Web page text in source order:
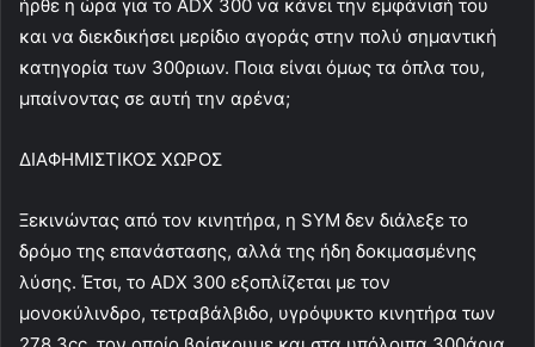
ήρθε η ώρα για το ADX 300 να κάνει την εμφάνισή του
και να διεκδικήσει μερίδιο αγοράς στην πολύ σημαντική
κατηγορία των 300ριων. Ποια είναι όμως τα όπλα του,
μπαίνοντας σε αυτή την αρένα;
ΔΙΑΦΗΜΙΣΤΙΚΟΣ ΧΩΡΟΣ
Ξεκινώντας από τον κινητήρα, η SYM δεν διάλεξε το
δρόμο της επανάστασης, αλλά της ήδη δοκιμασμένης
λύσης. Έτσι, το ADX 300 εξοπλίζεται με τον
μονοκύλινδρο, τετραβάλβιδο, υγρόψυκτο κινητήρα των